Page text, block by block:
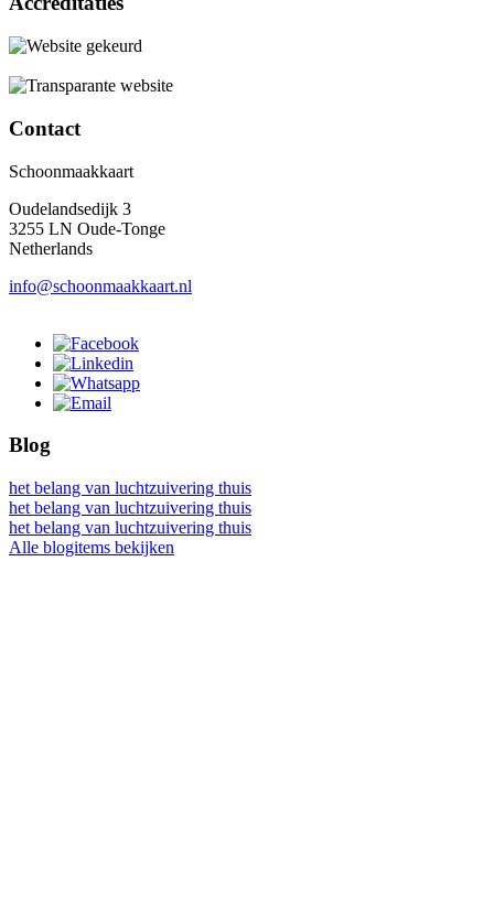
Contact
Schoonmaakkaart
Oudelandsedijk 3
3255 LN Oude-Tonge
Netherlands
info@schoonmaakkaart.nl
Blog
het belang van luchtzuivering thuis
het belang van luchtzuivering thuis
het belang van luchtzuivering thuis
Alle blogitems bekijken